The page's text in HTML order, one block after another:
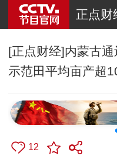
正点财
[正点财经]内蒙古
示范田平均亩产超
12